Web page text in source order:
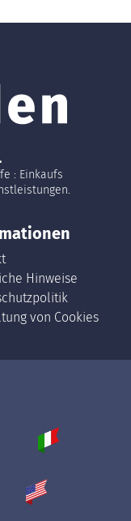
: Einkaufs
Hinweise
von Cookies